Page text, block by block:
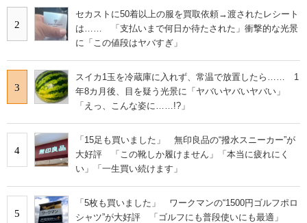
2
セカストに50着以上の服を買取依頼→渡されたレシート
は…… 「支払いまで何日か待たされた」衝撃的な光景
に「この値段はヤバすぎ」
3
スイカ1玉を冷蔵庫に入れず、常温で放置したら…… 1
年8カ月後、目を疑う光景に「ヤバいヤバいヤバい」
「えっ、こんな姿に……!?」
4
「15足も買いました」 無印良品の“撥水スニーカー”が
大好評 「この靴しか履けません」「本当に疲れにく
い」「一生買い続けます」
5
「5枚も買いました」 ワークマンの“1500円ゴルフポロ
シャツ”が大好評 「ゴルフにも普段使いにも最適」